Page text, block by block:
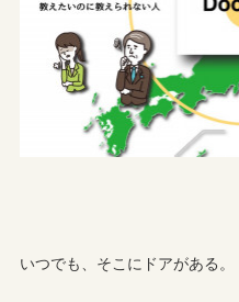
いつでも、そこにドアがある。